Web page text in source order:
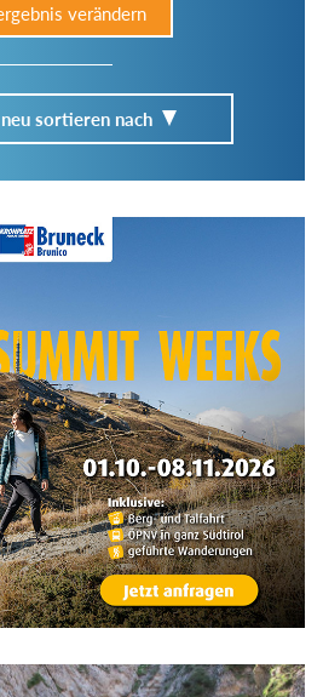
verändern
sortieren nach
suchen